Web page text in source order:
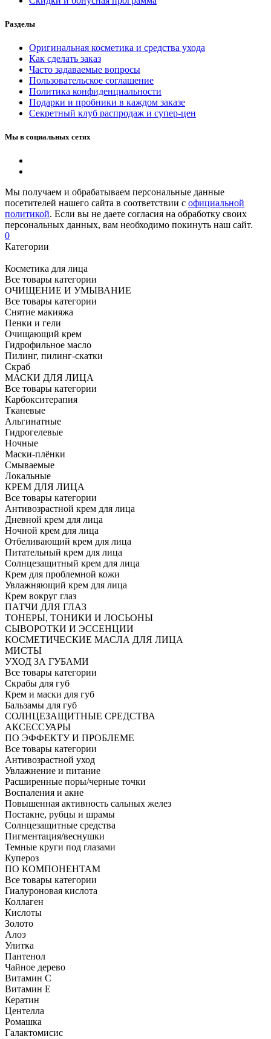
Разделы
Оригинальная косметика и средства ухода
Как сделать заказ
Часто задаваемые вопросы
Пользовательское соглашение
Политика конфиденциальности
Подарки и пробники в каждом заказе
Секретный клуб распродаж и супер-цен
Мы в социальных сетях
Мы получаем и обрабатываем персональные данные
посетителей нашего сайта в соответствии с официальной
политикой. Если вы не даете согласия на обработку своих
персональных данных, вам необходимо покинуть наш сайт.
0
Категории
Косметика для лица
Все товары категории
ОЧИЩЕНИЕ И УМЫВАНИЕ
Все товары категории
Снятие макияжа
Пенки и гели
Очищающий крем
Гидрофильное масло
Пилинг, пилинг-скатки
Скраб
МАСКИ ДЛЯ ЛИЦА
Все товары категории
Карбокситерапия
Тканевые
Альгинатные
Гидрогелевые
Ночные
Маски-плёнки
Смываемые
Локальные
КРЕМ ДЛЯ ЛИЦА
Все товары категории
Антивозрастной крем для лица
Дневной крем для лица
Ночной крем для лица
Отбеливающий крем для лица
Питательный крем для лица
Солнцезащитный крем для лица
Крем для проблемной кожи
Увлажняющий крем для лица
Крем вокруг глаз
ПАТЧИ ДЛЯ ГЛАЗ
ТОНЕРЫ, ТОНИКИ И ЛОСЬОНЫ
СЫВОРОТКИ И ЭССЕНЦИИ
КОСМЕТИЧЕСКИЕ МАСЛА ДЛЯ ЛИЦА
МИСТЫ
УХОД ЗА ГУБАМИ
Все товары категории
Скрабы для губ
Крем и маски для губ
Бальзамы для губ
СОЛНЦЕЗАЩИТНЫЕ СРЕДСТВА
АКСЕССУАРЫ
ПО ЭФФЕКТУ И ПРОБЛЕМЕ
Все товары категории
Антивозрастной уход
Увлажнение и питание
Расширенные поры/черные точки
Воспаления и акне
Повышенная активность сальных желез
Постакне, рубцы и шрамы
Солнцезащитные средства
Пигментация/веснушки
Темные круги под глазами
Купероз
ПО КОМПОНЕНТАМ
Все товары категории
Гиалуроновая кислота
Коллаген
Кислоты
Золото
Алоэ
Улитка
Пантенол
Чайное дерево
Витамин C
Витамин Е
Кератин
Центелла
Ромашка
Галактомисис